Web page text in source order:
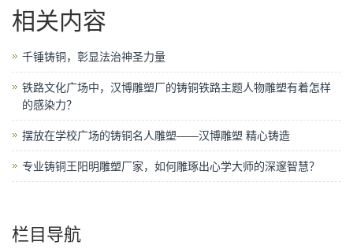
相关内容
千锤铸铜，彰显法治神圣力量
铁路文化广场中，汉博雕塑厂的铸铜铁路主题人物雕塑有着怎样
的感染力？
摆放在学校广场的铸铜名人雕塑——汉博雕塑 精心铸造
专业铸铜王阳明雕塑厂家，如何雕琢出心学大师的深邃智慧？
栏目导航